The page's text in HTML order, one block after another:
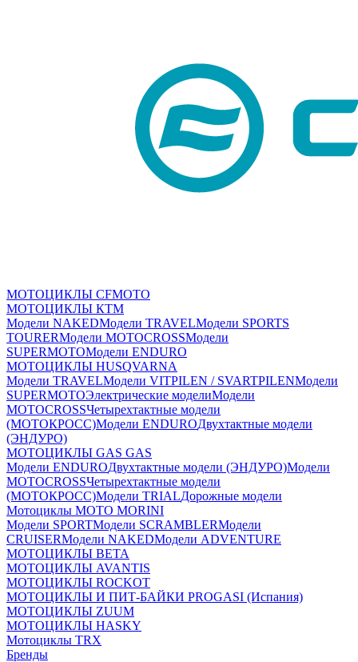
МОТОЦИКЛЫ CFMOTO
МОТОЦИКЛЫ КТМ
Модели NAKEDМодели TRAVELМодели SPORTS
TOURERМодели MOTOCROSSМодели
SUPERMOTOМодели ENDURO
МОТОЦИКЛЫ HUSQVARNA
Модели TRAVELМодели VITPILEN / SVARTPILENМодели
SUPERMOTOЭлектрические моделиМодели
MOTOCROSSЧетырехтактные модели
(МОТОКРОСС)Модели ENDUROДвухтактные модели
(ЭНДУРО)
МОТОЦИКЛЫ GAS GAS
Модели ENDUROДвухтактные модели (ЭНДУРО)Модели
MOTOCROSSЧетырехтактные модели
(МОТОКРОСС)Модели TRIALДорожные модели
Мотоциклы MOTO MORINI
Модели SPORTМодели SCRAMBLERМодели
CRUISERМодели NAKEDМодели ADVENTURE
МОТОЦИКЛЫ BETA
МОТОЦИКЛЫ AVANTIS
МОТОЦИКЛЫ ROCKOT
МОТОЦИКЛЫ И ПИТ-БАЙКИ PROGASI (Испания)
МОТОЦИКЛЫ ZUUM
МОТОЦИКЛЫ HASKY
Мотоциклы TRX
Бренды